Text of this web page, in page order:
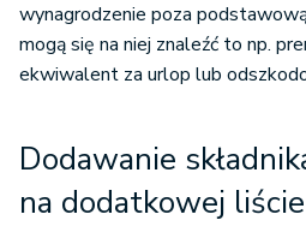
wynagrodzenie poza
mogą się na niej znaleźć to np.
ekwiwalent za urlop lub
Dodawanie
na dodatkowej liście